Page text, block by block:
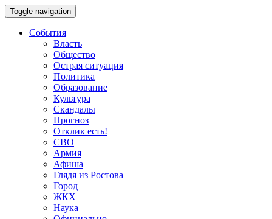
Toggle navigation
События
Власть
Общество
Острая ситуация
Политика
Образование
Культура
Скандалы
Прогноз
Отклик есть!
СВО
Армия
Афиша
Глядя из Ростова
Город
ЖКХ
Наука